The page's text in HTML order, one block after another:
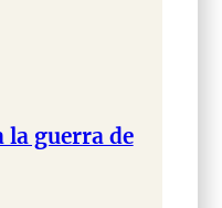
la guerra de